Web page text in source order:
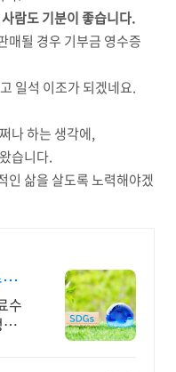
람도 기분이 좋습니다.
매될 경우 기부금 영수증
일석 이조가 되겠네요.
나 하는 생각에,
습니다.
인 삶을 살도록 노력해야겠
수